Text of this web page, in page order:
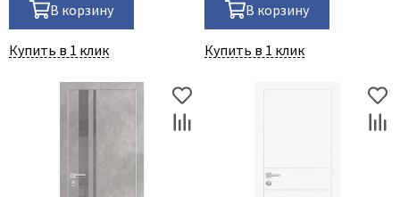
В корзину
Купить в 1 клик
В корзину
Купить в 1 клик